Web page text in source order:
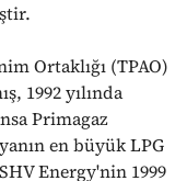
Ortaklığı (TPAO)
1992 yılında
Primagaz
en büyük LPG
Energy'nin 1999